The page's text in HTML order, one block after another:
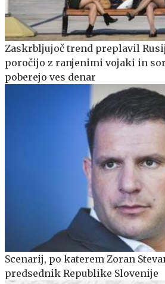
Zaskrbljujoč trend preplavil
poročijo z ranjenimi vojaki in
poberejo ves denar
Scenarij, po katerem Zoran
predsednik Republike Slovenije